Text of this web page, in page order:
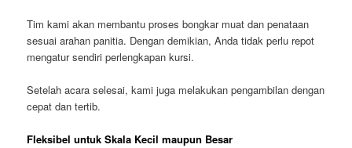
Tim kami akan membantu proses bongkar muat dan penataan
sesuai arahan panitia. Dengan demikian, Anda tidak perlu repot
mengatur sendiri perlengkapan kursi.
Setelah acara selesai, kami juga melakukan pengambilan dengan
cepat dan tertib.
Fleksibel untuk Skala Kecil maupun Besar